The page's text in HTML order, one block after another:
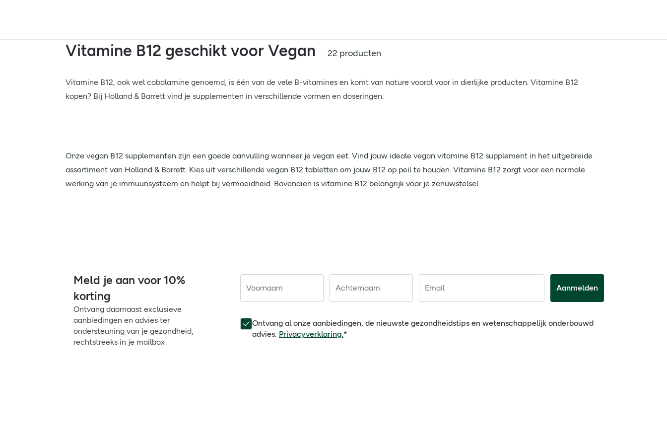
Vitamine B12 geschikt voor Vegan 22 producten
Vitamine B12, ook wel cobalamine genoemd, is één van de vele B-vitamines en komt van nature vooral voor in dierlijke producten. Vitamine B12
kopen? Bij Holland & Barrett vind je supplementen in verschillende vormen en doseringen.
Onze vegan B12 supplementen zijn een goede aanvulling wanneer je vegan eet. Vind jouw ideale vegan vitamine B12 supplement in het uitgebreide
assortiment van Holland & Barrett. Kies uit verschillende vegan B12 tabletten om jouw B12 op peil te houden. Vitamine B12 zorgt voor een normale
werking van je immuunsysteem en helpt bij vermoeidheid. Bovendien is vitamine B12 belangrijk voor je zenuwstelsel.
Meld je aan voor 10%
korting
Ontvang daarnaast exclusieve
aanbiedingen en advies ter
ondersteuning van je gezondheid,
rechtstreeks in je mailbox
Voornaam Achternaam Email Aanmelden
Ontvang al onze aanbiedingen, de nieuwste gezondheidstips en wetenschappelijk onderbouwd
advies. Privacyverklaring.*